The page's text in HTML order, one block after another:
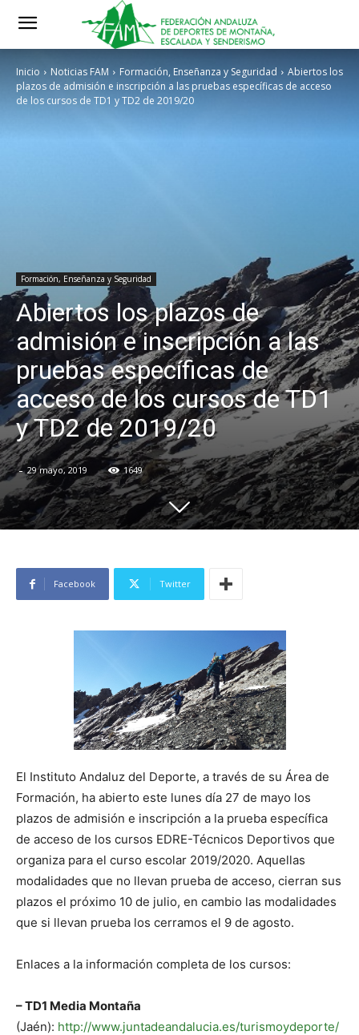
Inicio Noticias FAM Formación, Enseñanza y Seguridad
Abiertos los
plazos de admisión e inscripción a las pruebas específicas de acceso
de los cursos de TD1 y TD2 de 2019/20
Formación, Enseñanza y Seguridad
Abiertos los plazos de
admisión e inscripción a las
pruebas específicas de
acceso de los cursos de TD1
y TD2 de 2019/20
- 29 mayo, 2019 1649
Facebook Twitter
El Instituto Andaluz del Deporte, a través de su Área de
Formación, ha abierto este lunes día 27 de mayo los
plazos de admisión e inscripción a la prueba específica
de acceso de los cursos EDRE-Técnicos Deportivos que
organiza para el curso escolar 2019/2020. Aquellas
modalidades que no llevan prueba de acceso, cierran sus
plazos el próximo 10 de julio, en cambio las modalidades
que si llevan prueba los cerramos el 9 de agosto.
Enlaces a la información completa de los cursos:
– TD1 Media Montaña
(Jaén): http://www.juntadeandalucia.es/turismoydeporte/